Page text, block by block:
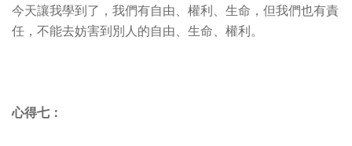
今天讓我學到了，我們有自由、權利、生命，但我們也有責
任，不能去妨害到別人的自由、生命、權利。
心得七：